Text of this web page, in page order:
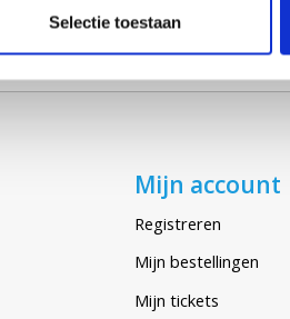
Selectie toestaan
Mijn account
Registreren
Mijn bestellingen
Mijn tickets